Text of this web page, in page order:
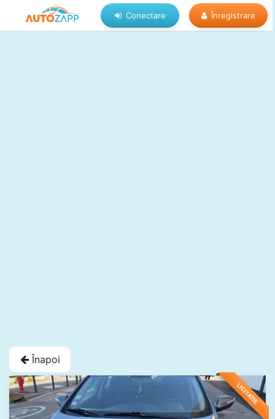
Conectare Înregistrare
Înapoi
LICITATIE